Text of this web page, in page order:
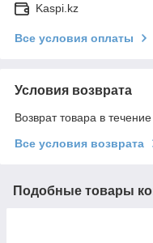
Kaspi.kz
Все условия оплаты
Условия возврата
Возврат товара в
Все условия возврата
Подобные товары